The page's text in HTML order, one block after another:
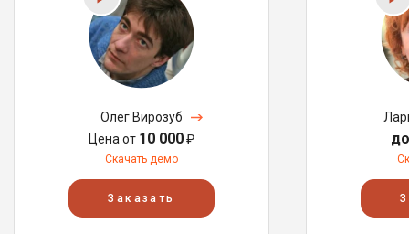
Олег Вирозуб
Цена от 10 000₽
Скачать демо
Заказать